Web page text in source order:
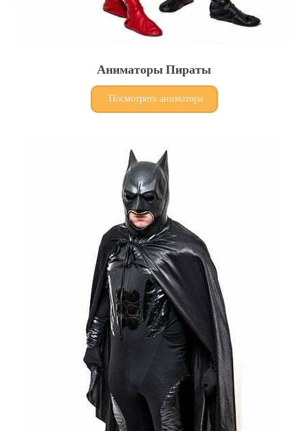
Аниматоры Пираты
Посмотреть аниматора